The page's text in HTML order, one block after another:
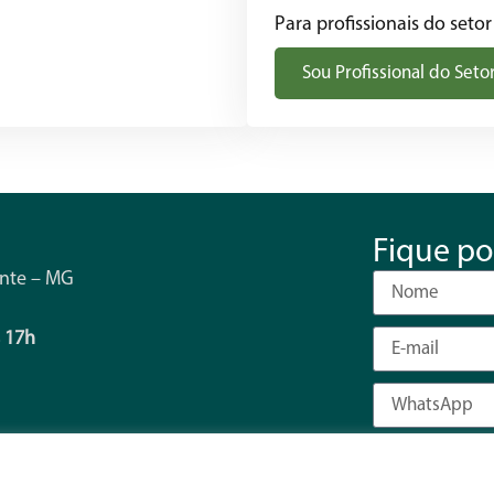
Para profissionais do setor
Sou Profissional do
– MG
17h
Fique